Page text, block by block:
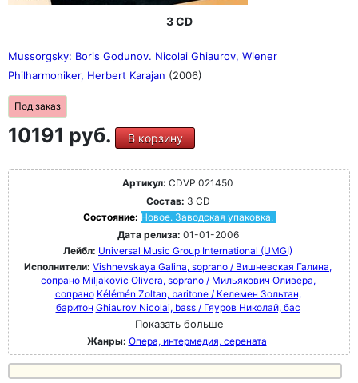
3 CD
Mussorgsky: Boris Godunov. Nicolai Ghiaurov, Wiener
Philharmoniker, Herbert Karajan (2006)
Под заказ
10191 руб. В корзину
Артикул: CDVP 021450
Состав: 3 CD
Состояние: Новое. Заводская упаковка.
Дата релиза: 01-01-2006
Лейбл: Universal Music Group International (UMGI)
Исполнители: Vishnevskaya Galina, soprano / Вишневская Галина,
сопрано Miljakovic Olivera, soprano / Мильякович Оливера,
сопрано Kélémén Zoltan, baritone / Келемен Зольтан,
баритон Ghiaurov Nicolai, bass / Гяуров Николай, бас
Показать больше
Жанры: Опера, интермедия, серената